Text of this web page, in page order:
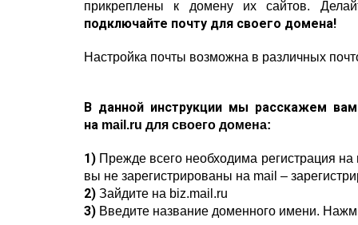
прикреплены к домену их сайтов.
подключайте почту для своего домена!
Настройка почты возможна в различных
В данной инструкции мы расскажем
на mail.ru для своего домена:
1) Прежде всего необходима регистрация
вы не зарегистрированы на mail –
2) Зайдите на biz.mail.ru
3) Введите название доменного имени.